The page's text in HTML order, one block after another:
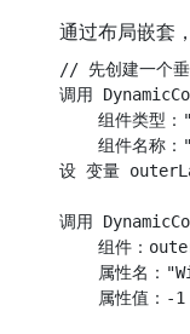
通过布局嵌套
// 先创建一个垂
调用
组件类型
组件名称
设 变量
调用
组件：
属性名：
    属性值：-1